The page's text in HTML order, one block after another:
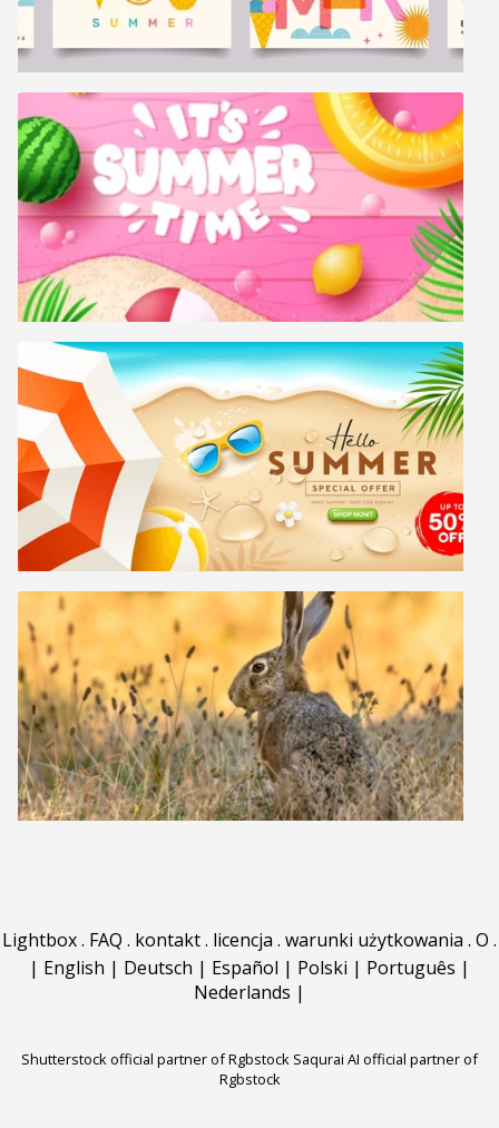
Lightbox. FAQ . kontakt. licencja . warunki użytkowania . O .
| English | Deutsch | Español | Polski | Português |
Nederlands |
Shutterstock official partner of Rgbstock Saqurai AI official partner of
Rgbstock